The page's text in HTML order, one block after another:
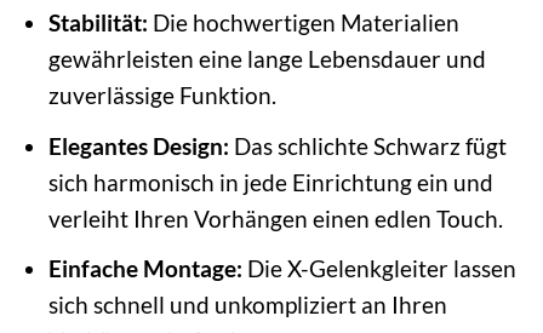
Stabilität: Die hochwertigen Materialien
gewährleisten eine lange Lebensdauer und
zuverlässige Funktion.
Elegantes Design: Das schlichte Schwarz fügt
sich harmonisch in jede Einrichtung ein und
verleiht Ihren Vorhängen einen edlen Touch.
Einfache Montage: Die X-Gelenkgleiter lassen
sich schnell und unkompliziert an Ihren